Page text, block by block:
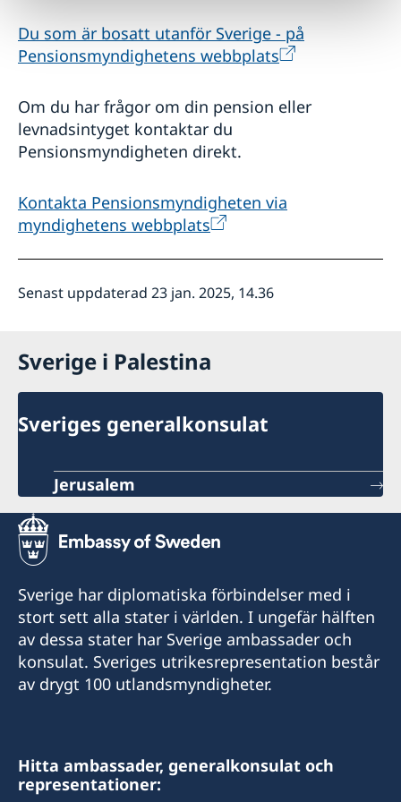
Du som är bosatt utanför Sverige - på
Pensionsmyndighetens webbplats
Om du har frågor om din pension eller
levnadsintyget kontaktar du
Pensionsmyndigheten direkt.
Kontakta Pensionsmyndigheten via
myndighetens webbplats
Senast uppdaterad 23 jan. 2025, 14.36
Sverige i Palestina
Sveriges generalkonsulat
Jerusalem
Sverige har diplomatiska förbindelser med i
stort sett alla stater i världen. I ungefär hälften
av dessa stater har Sverige ambassader och
konsulat. Sveriges utrikesrepresentation består
av drygt 100 utlandsmyndigheter.
Hitta ambassader, generalkonsulat och
representationer: